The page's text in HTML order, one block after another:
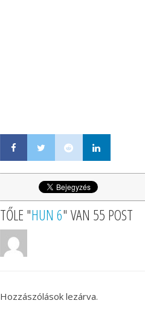
TŐLE "HUN 6" VAN 55 POST
Hozzászólások lezárva.